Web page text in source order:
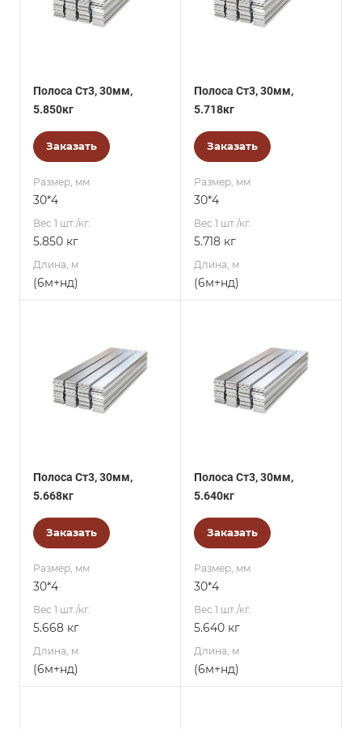
Полоса Ст3, 30мм,
5.850кг
Заказать
Размер, мм
30*4
Вес 1 шт./кг.
5.850 кг
Длина, м
(6м+нд)
Полоса Ст3, 30мм,
5.718кг
Заказать
Размер, мм
30*4
Вес 1 шт./кг.
5.718 кг
Длина, м
(6м+нд)
Полоса Ст3, 30мм,
5.668кг
Заказать
Размер, мм
30*4
Вес 1 шт./кг.
5.668 кг
Длина, м
(6м+нд)
Полоса Ст3, 30мм,
5.640кг
Заказать
Размер, мм
30*4
Вес 1 шт./кг.
5.640 кг
Длина, м
(6м+нд)